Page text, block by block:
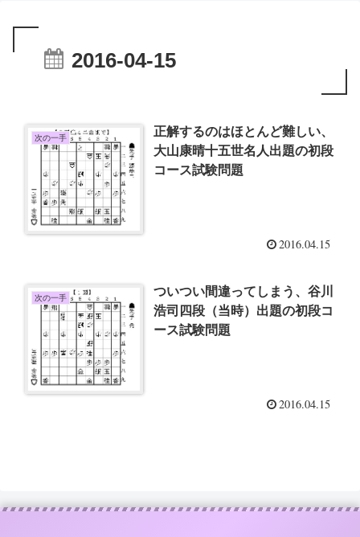
2016-04-15
次の一手
正解するのはほとんど難しい、
大山康晴十五世名人出題の初段
コース試験問題
2016.04.15
次の一手
ついつい間違ってしまう、谷川
浩司四段（当時）出題の初段コ
ース試験問題
2016.04.15